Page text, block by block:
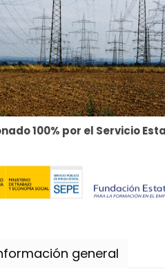
100% por el Servicio
general